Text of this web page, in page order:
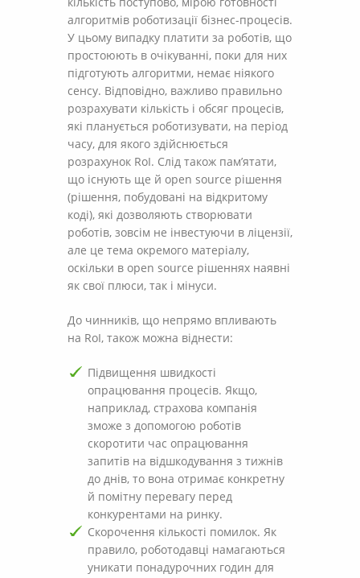
алгоритмів роботизації бізнес-процесів.
У цьому випадку платити за роботів, що
простоюють в очікуванні, поки для них
підготують алгоритми, немає ніякого
сенсу. Відповідно, важливо правильно
розрахувати кількість і обсяг процесів,
які планується роботизувати, на період
часу, для якого здійснюється
розрахунок RoI. Слід також пам’ятати,
що існують ще й open source рішення
(рішення, побудовані на відкритому
коді), які дозволяють створювати
роботів, зовсім не інвестуючи в ліцензії,
але це тема окремого матеріалу,
оскільки в open source рішеннях наявні
як свої плюси, так і мінуси.
До чинників, що непрямо впливають
на RoI, також можна віднести:
Підвищення швидкості
опрацювання процесів. Якщо,
наприклад, страхова компанія
зможе з допомогою роботів
скоротити час опрацювання
запитів на відшкодування з тижнів
до днів, то вона отримає конкретну
й помітну перевагу перед
конкурентами на ринку.
Скорочення кількості помилок. Як
правило, роботодавці намагаються
уникати понадурочних годин для